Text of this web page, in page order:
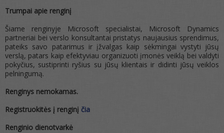
Trumpai apie renginį
Šiame renginyje Microsoft specialistai, Microsoft Dynamics
partneriai bei verslo konsultantai pristatys naujausius sprendimus,
pateiks savo patarimus ir įžvalgas kaip sėkmingai vystyti jūsų
verslą, patars kaip efektyviau organizuoti įmonės veiklą bei valdyti
pokyčius, sustiprinti ryšius su jūsų klientais ir didinti jūsų veiklos
pelningumą.
Renginys nemokamas.
Registruokitės į renginį čia
Renginio dienotvarkė